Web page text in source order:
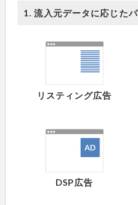
1. 流入元データに応じた
リスティング広告
DSP広告